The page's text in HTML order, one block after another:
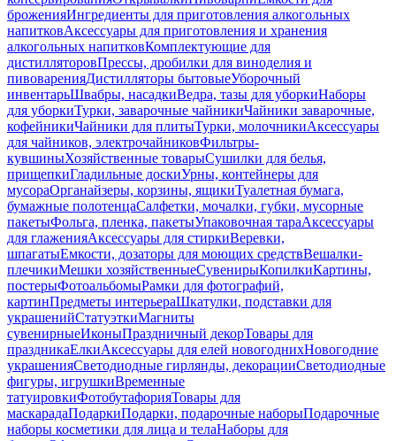
броженияИнгредиенты для приготовления алкогольных
напитковАксессуары для приготовления и хранения
алкогольных напитковКомплектующие для
дистилляторовПрессы, дробилки для виноделия и
пивоваренияДистилляторы бытовыеУборочный
инвентарьШвабры, насадкиВедра, тазы для уборкиНаборы
для уборкиТурки, заварочные чайникиЧайники заварочные,
кофейникиЧайники для плитыТурки, молочникиАксессуары
для чайников, электрочайниковФильтры-
кувшиныХозяйственные товарыСушилки для белья,
прищепкиГладильные доскиУрны, контейнеры для
мусораОрганайзеры, корзины, ящикиТуалетная бумага,
бумажные полотенцаСалфетки, мочалки, губки, мусорные
пакетыФольга, пленка, пакетыУпаковочная тараАксессуары
для глаженияАксессуары для стиркиВеревки,
шпагатыЕмкости, дозаторы для моющих средствВешалки-
плечикиМешки хозяйственныеСувенирыКопилкиКартины,
постерыФотоальбомыРамки для фотографий,
картинПредметы интерьераШкатулки, подставки для
украшенийСтатуэткиМагниты
сувенирныеИконыПраздничный декорТовары для
праздникаЕлкиАксессуары для елей новогоднихНовогодние
украшенияСветодиодные гирлянды, декорацииСветодиодные
фигуры, игрушкиВременные
татуировкиФотобутафорияТовары для
маскарадаПодаркиПодарки, подарочные наборыПодарочные
наборы косметики для лица и телаНаборы для